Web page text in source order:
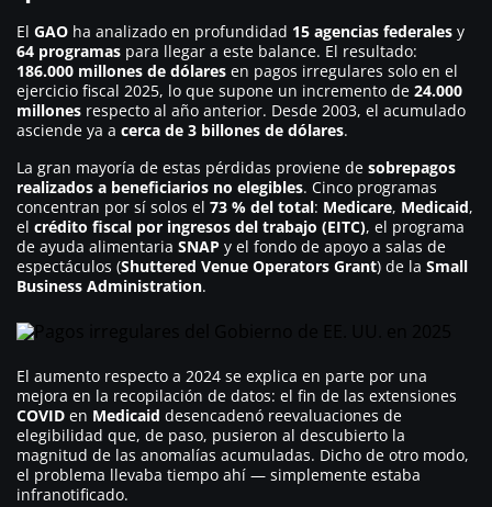
El GAO ha analizado en profundidad 15 agencias federales y
64 programas para llegar a este balance. El resultado:
186.000 millones de dólares en pagos irregulares solo en el
ejercicio fiscal 2025, lo que supone un incremento de 24.000
millones respecto al año anterior. Desde 2003, el acumulado
asciende ya a cerca de 3 billones de dólares.
La gran mayoría de estas pérdidas proviene de sobrepagos
realizados a beneficiarios no elegibles. Cinco programas
concentran por sí solos el 73 % del total: Medicare, Medicaid,
el crédito fiscal por ingresos del trabajo (EITC), el programa
de ayuda alimentaria SNAP y el fondo de apoyo a salas de
espectáculos (Shuttered Venue Operators Grant) de la Small
Business Administration.
El aumento respecto a 2024 se explica en parte por una
mejora en la recopilación de datos: el fin de las extensiones
COVID en Medicaid desencadenó reevaluaciones de
elegibilidad que, de paso, pusieron al descubierto la
magnitud de las anomalías acumuladas. Dicho de otro modo,
el problema llevaba tiempo ahí — simplemente estaba
infranotificado.